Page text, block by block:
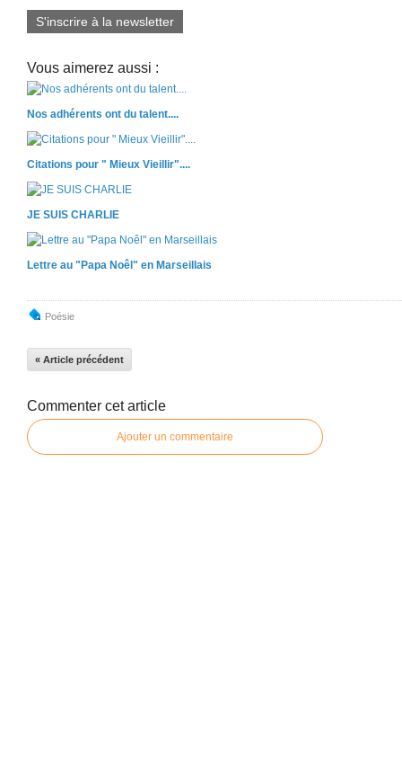
S'inscrire à la newsletter
Vous aimerez aussi :
Nos adhérents ont du talent....
Citations pour " Mieux Vieillir"....
JE SUIS CHARLIE
Lettre au "Papa Noêl" en Marseillais
Poésie
« Article précédent
Commenter cet article
Ajouter un commentaire